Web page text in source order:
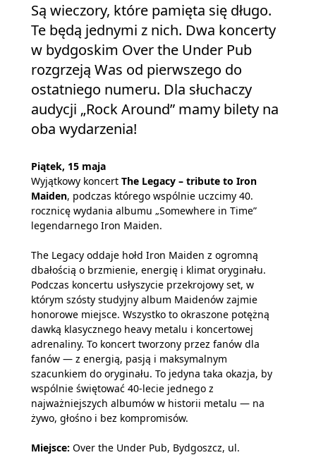
Są wieczory, które pamięta się długo.
Te będą jednymi z nich. Dwa koncerty
w bydgoskim Over the Under Pub
rozgrzeją Was od pierwszego do
ostatniego numeru. Dla słuchaczy
audycji „Rock Around” mamy bilety na
oba wydarzenia!
Piątek, 15 maja
Wyjątkowy koncert The Legacy – tribute to Iron
Maiden, podczas którego wspólnie uczcimy 40.
rocznicę wydania albumu „Somewhere in Time”
legendarnego Iron Maiden.
The Legacy oddaje hołd Iron Maiden z ogromną
dbałością o brzmienie, energię i klimat oryginału.
Podczas koncertu usłyszycie przekrojowy set, w
którym szósty studyjny album Maidenów zajmie
honorowe miejsce. Wszystko to okraszone potężną
dawką klasycznego heavy metalu i koncertowej
adrenaliny. To koncert tworzony przez fanów dla
fanów — z energią, pasją i maksymalnym
szacunkiem do oryginału. To jedyna taka okazja, by
wspólnie świętować 40-lecie jednego z
najważniejszych albumów w historii metalu — na
żywo, głośno i bez kompromisów.
Miejsce: Over the Under Pub, Bydgoszcz, ul.